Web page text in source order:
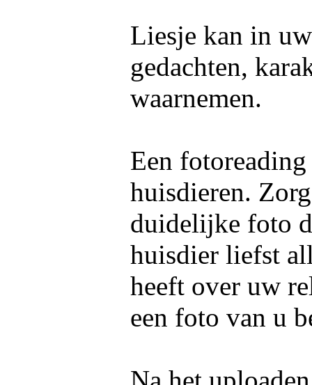
Liesje kan in
gedachten,
waarnemen.
Een
huisdieren.
duidelijke foto
huisdier liefst
heeft over uw
een foto van u